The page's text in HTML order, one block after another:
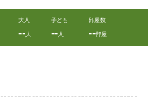
大人
--人
子ども
--人
部屋数
--部屋